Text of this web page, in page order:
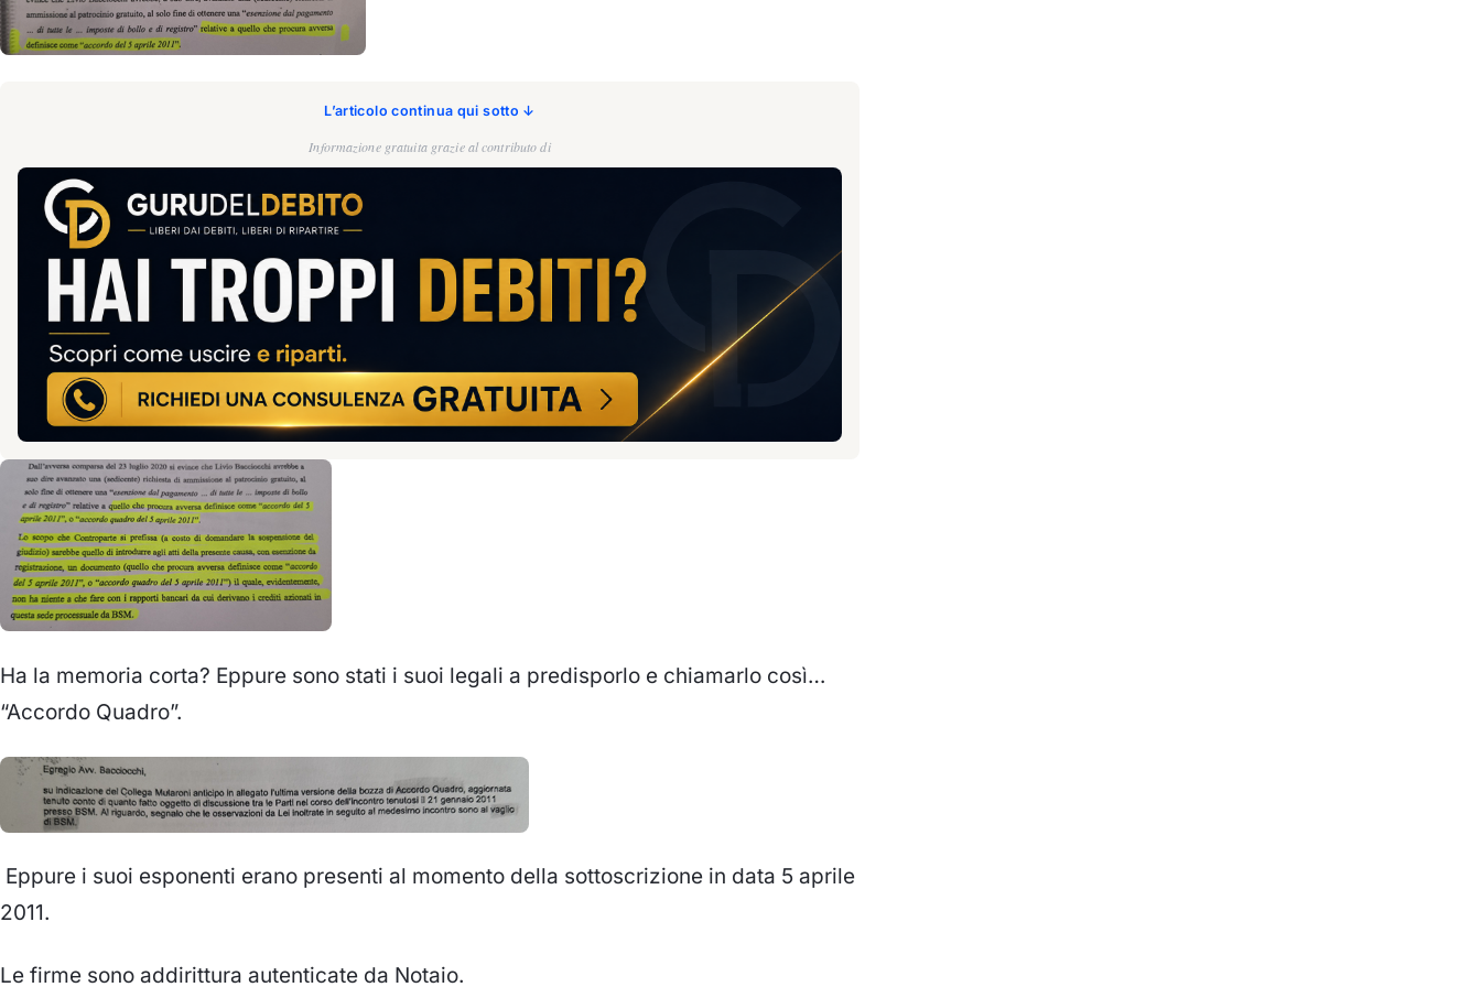
L’articolo continua qui sotto ↓
Informazione gratuita grazie al contributo di
Ha la memoria corta? Eppure sono stati i suoi legali a predisporlo e chiamarlo così…
“Accordo Quadro”.
Eppure i suoi esponenti erano presenti al momento della sottoscrizione in data 5 aprile
2011.
Le firme sono addirittura autenticate da Notaio.